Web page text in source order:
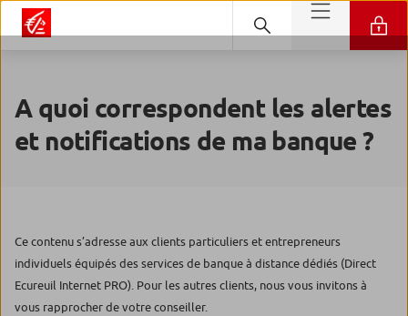
A quoi correspondent les alertes
et notifications de ma banque ?
Ce contenu s’adresse aux clients particuliers et entrepreneurs
individuels équipés des services de banque à distance dédiés (Direct
Ecureuil Internet PRO). Pour les autres clients, nous vous invitons à
vous rapprocher de votre conseiller.